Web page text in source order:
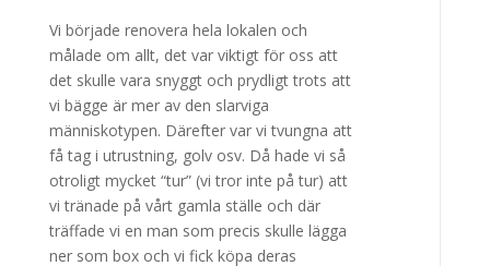
Vi började renovera hela lokalen och
målade om allt, det var viktigt för oss att
det skulle vara snyggt och prydligt trots att
vi bägge är mer av den slarviga
människotypen. Därefter var vi tvungna att
få tag i utrustning, golv osv. Då hade vi så
otroligt mycket “tur” (vi tror inte på tur) att
vi tränade på vårt gamla ställe och där
träffade vi en man som precis skulle lägga
ner som box och vi fick köpa deras